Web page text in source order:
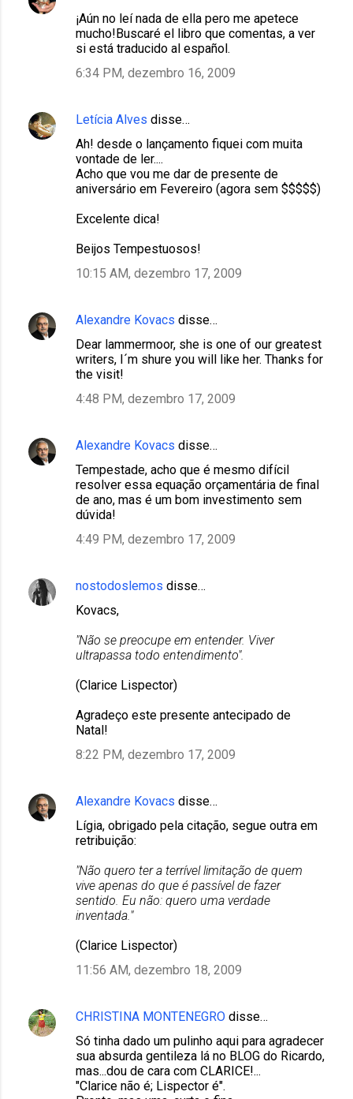
t
á
¡Aún no leí nada de ella pero me apetece
mucho!Buscaré el libro que comentas, a ver
si está traducido al español.
6:34 PM, dezembro 16, 2009
Letícia Alves disse…
Ah! desde o lançamento fiquei com muita
vontade de ler....
Acho que vou me dar de presente de
aniversário em Fevereiro (agora sem $$$$$)
Excelente dica!
Beijos Tempestuosos!
10:15 AM, dezembro 17, 2009
Alexandre Kovacs disse…
Dear lammermoor, she is one of our greatest
writers, I´m shure you will like her. Thanks for
the visit!
4:48 PM, dezembro 17, 2009
Alexandre Kovacs disse…
Tempestade, acho que é mesmo difícil
resolver essa equação orçamentária de final
de ano, mas é um bom investimento sem
dúvida!
4:49 PM, dezembro 17, 2009
nostodoslemos disse…
Kovacs,
"Não se preocupe em entender. Viver
ultrapassa todo entendimento".
(Clarice Lispector)
Agradeço este presente antecipado de
Natal!
8:22 PM, dezembro 17, 2009
Alexandre Kovacs disse…
Lígia, obrigado pela citação, segue outra em
retribuição:
"Não quero ter a terrível limitação de quem
vive apenas do que é passível de fazer
sentido. Eu não: quero uma verdade
inventada."
(Clarice Lispector)
11:56 AM, dezembro 18, 2009
CHRISTINA MONTENEGRO disse…
Só tinha dado um pulinho aqui para agradecer
sua absurda gentileza lá no BLOG do Ricardo,
mas...dou de cara com CLARICE!...
"Clarice não é; Lispector é".